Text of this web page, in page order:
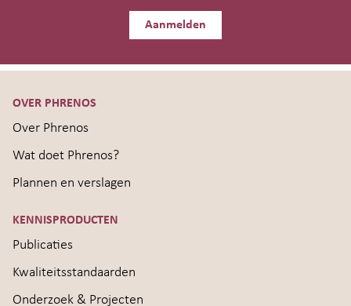
Aanmelden
OVER PHRENOS
Over Phrenos
Wat doet Phrenos?
Plannen en verslagen
KENNISPRODUCTEN
Publicaties
Kwaliteitsstandaarden
Onderzoek & Projecten